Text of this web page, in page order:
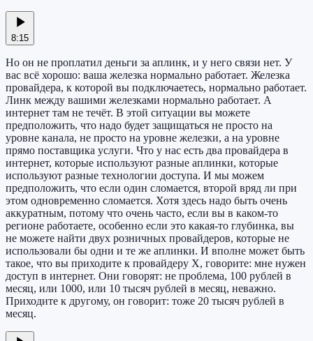
8:15
Но он не проплатил деньги за аплинк, и у него связи нет. У
вас всё хорошо: ваша железка нормально работает. Железка
провайдера, к которой вы подключаетесь, нормально работает.
Линк между вашими железками нормально работает. А
интернет там не течёт. В этой ситуации вы можете
предположить, что надо будет защищаться не просто на
уровне канала, не просто на уровне железки, а на уровне
прямо поставщика услуги. Что у нас есть два провайдера в
интернет, которые используют разные аплинки, которые
используют разные технологии доступа. И мы можем
предположить, что если один сломается, второй вряд ли при
этом одновременно сломается. Хотя здесь надо быть очень
аккуратным, потому что очень часто, если вы в каком-то
регионе работаете, особенно если это какая-то глубинка, вы
не можете найти двух розничных провайдеров, которые не
использовали бы одни и те же аплинки. И вполне может быть
такое, что вы приходите к провайдеру X, говорите: мне нужен
доступ в интернет. Они говорят: не проблема, 100 рублей в
месяц, или 1000, или 10 тысяч рублей в месяц, неважно.
Приходите к другому, он говорит: тоже 20 тысяч рублей в
месяц.